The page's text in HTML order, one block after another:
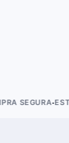
·ESTUDE NO